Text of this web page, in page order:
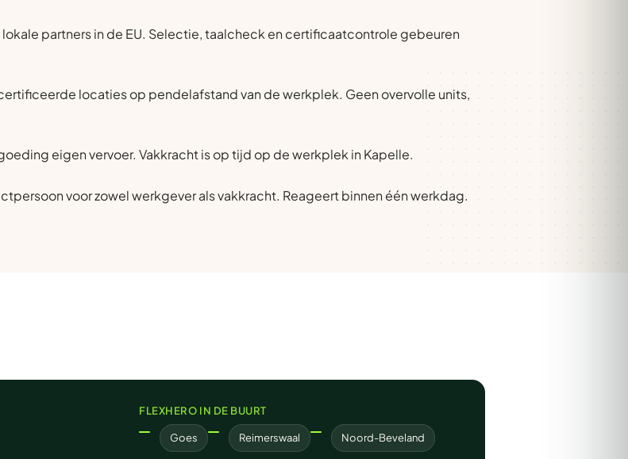
partners in de EU. Selectie, taalcheck en certificaatcontrole gebeuren
locaties op pendelafstand van de werkplek. Geen overvolle units,
eigen vervoer. Vakkracht is op tijd op de werkplek in Kapelle.
voor zowel werkgever als vakkracht. Reageert binnen één werkdag.
FLEXHERO IN DE BUURT
Goes Reimerswaal Noord-Beveland